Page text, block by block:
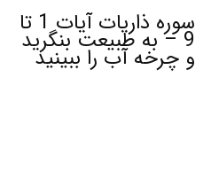
سوره ذاریات آیات 1 تا
9 – به طبیعت بنگرید
و چرخه آب را ببینید